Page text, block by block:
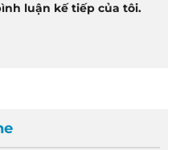
luận kế tiếp của tôi.